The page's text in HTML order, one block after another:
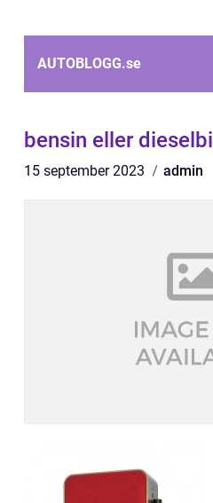
AUTOBLOGG.se
bensin eller dieselbil
15 september 2023 admin